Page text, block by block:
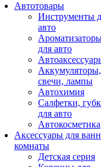
Автотовары
Инструменты
авто
для авто
Аккумуляторы,
свечи, лампы
Автохимия
Салфетки,
для авто
Автокосметика
Аксессуары для
комнаты
Детская серия